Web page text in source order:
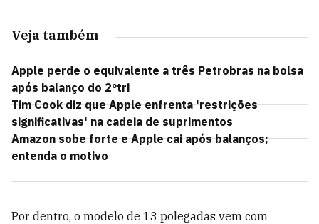
Veja também
Apple perde o equivalente a três Petrobras na bolsa
após balanço do 2ºtri
Tim Cook diz que Apple enfrenta 'restrições
significativas' na cadeia de suprimentos
Amazon sobe forte e Apple cai após balanços;
entenda o motivo
Por dentro, o modelo de 13 polegadas vem com